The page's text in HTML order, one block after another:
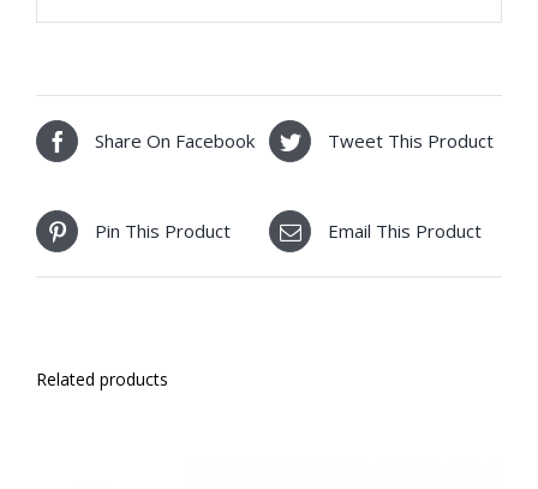
Share On Facebook Tweet This Product
Pin This Product Email This Product
Related products